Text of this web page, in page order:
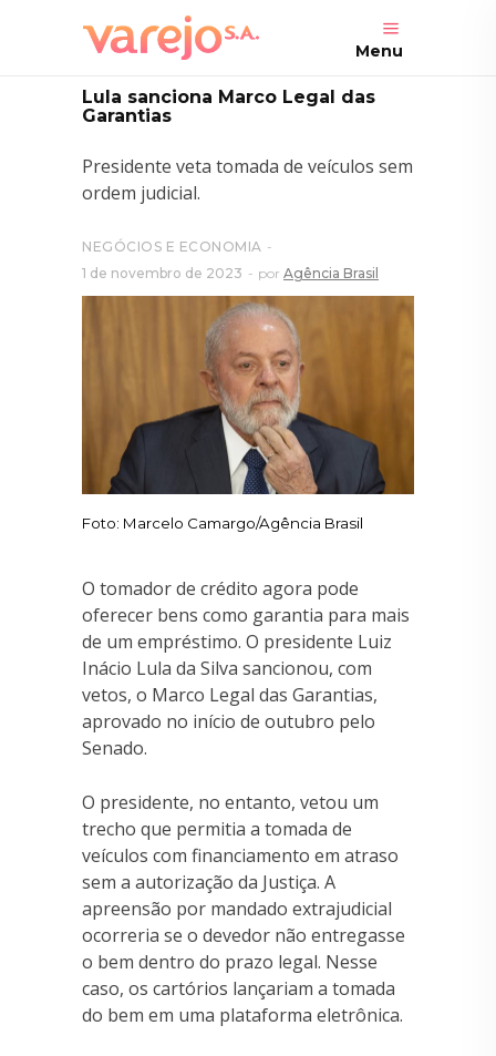
Menu
Lula sanciona Marco Legal das
Garantias
Presidente veta tomada de veículos sem
ordem judicial.
NEGÓCIOS E ECONOMIA
1 de novembro de 2023
por Agência Brasil
Foto: Marcelo Camargo/Agência Brasil
O tomador de crédito agora pode
oferecer bens como garantia para mais
de um empréstimo. O presidente Luiz
Inácio Lula da Silva sancionou, com
vetos, o Marco Legal das Garantias,
aprovado no início de outubro pelo
Senado.
O presidente, no entanto, vetou um
trecho que permitia a tomada de
veículos com financiamento em atraso
sem a autorização da Justiça. A
apreensão por mandado extrajudicial
ocorreria se o devedor não entregasse
o bem dentro do prazo legal. Nesse
caso, os cartórios lançariam a tomada
do bem em uma plataforma eletrônica.